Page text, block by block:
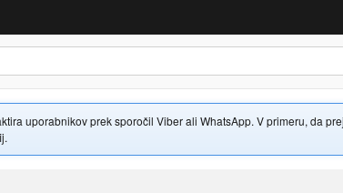
uporabnikov prek sporočil Viber ali WhatsApp. V primeru, da